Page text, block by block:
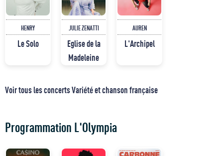
HENRY
Le Solo
JULIE ZENATTI
Eglise de la
Madeleine
AUREN
L'Archipel
Voir tous les concerts Variété et chanson française
Programmation L'Olympia